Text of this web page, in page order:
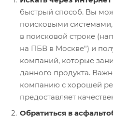
быстрый способ. Вы
поисковыми
в поисковой строке
на ПБВ в Москве") и
компаний, которые
данного продукта.
компанию с хорошей
предоставляет
Обратиться в